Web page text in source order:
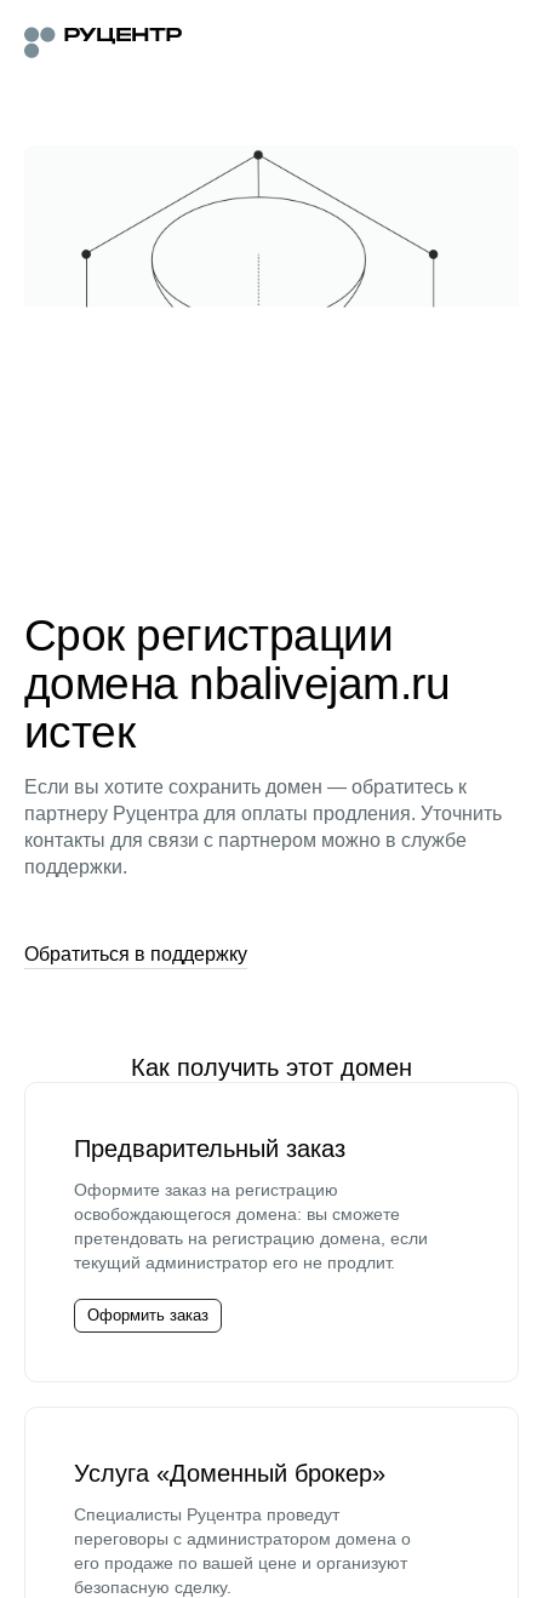
Срок регистрации
домена nbalivejam.ru
истек
Если вы хотите сохранить домен — обратитесь к
партнеру Руцентра для оплаты продления. Уточнить
контакты для связи с партнером можно в службе
поддержки.
Обратиться в поддержку
Как получить этот домен
Предварительный заказ
Оформите заказ на регистрацию
освобождающегося домена: вы сможете
претендовать на регистрацию домена, если
текущий администратор его не продлит.
Оформить заказ
Услуга «Доменный брокер»
Специалисты Руцентра проведут
переговоры с администратором домена о
его продаже по вашей цене и организуют
безопасную сделку.